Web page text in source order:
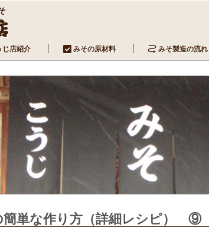
じ店紹介 みその原材料 みそ製造の流れ
簡単な作り方（詳細レシピ） ⑨